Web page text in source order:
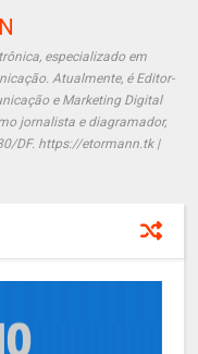
especializado em
Atualmente, é Editor-
e Marketing Digital
jornalista e diagramador,
DF. https://etormann.tk |